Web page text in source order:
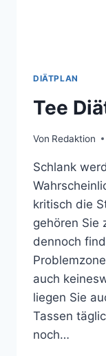
DIÄTPLAN
Tee
Von Redaktion
Schlank
kritisch die
gehören Sie
dennoch
auch
liegen Sie
Tassen
noch…